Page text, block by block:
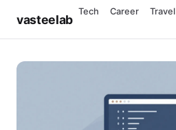
vasteelab
Tech Career Travel